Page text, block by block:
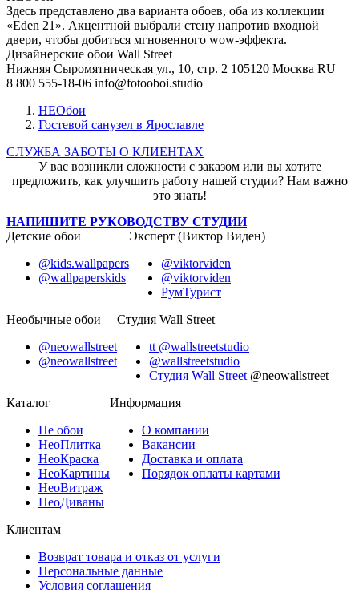
Здесь представлено два варианта обоев, оба из коллекции
«Eden 21». Акцентной выбрали стену напротив входной
двери, чтобы добиться мгновенного wow-эффекта.
Дизайнерские обои Wall Street
Нижняя Сыромятническая ул., 10, стр. 2 105120 Москва RU
8 800 555-18-06 info@fotooboi.studio
НЕОбои
Гостевой санузел в Ярославле
СЛУЖБА ЗАБОТЫ О КЛИЕНТАХ
У вас возникли сложности с заказом или вы хотите
предложить, как улучшить работу нашей студии? Нам важно
это знать!
НАПИШИТЕ РУКОВОДСТВУ СТУДИИ
Детские обои
@kids.wallpapers
@wallpaperskids
Эксперт (Виктор Виден)
@viktorviden
@viktorviden
РумТурист
Необычные обои
@neowallstreet
@neowallstreet
Студия Wall Street
tt @wallstreetstudio
@wallstreetstudio
Студия Wall Street @neowallstreet
Каталог
Не обои
НеоПлитка
НеоКраска
НеоКартины
НеоВитраж
НеоДиваны
Информация
О компании
Вакансии
Доставка и оплата
Порядок оплаты картами
Клиентам
Возврат товара и отказ от услуги
Персональные данные
Условия соглашения